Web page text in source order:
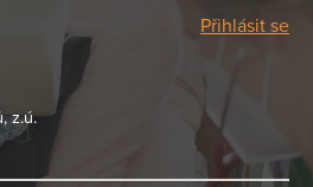
Přihlásit se
z.ú.